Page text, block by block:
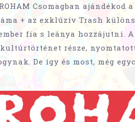
Csomagban ajándékod
+ az exklúzív Trash
fia s leánya hozzájutni.
része,
De így és most, még